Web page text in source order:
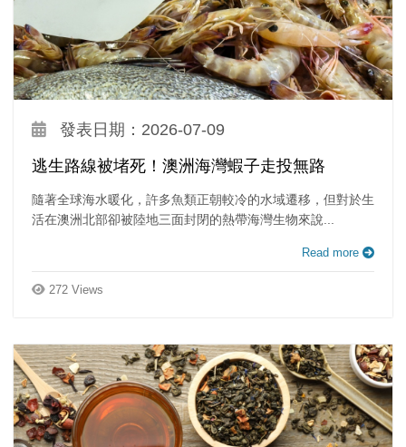
發表日期：2026-07-09
逃生路線被堵死！澳洲海灣蝦子走投無路
隨著全球海水暖化，許多魚類正朝較冷的水域遷移，但對於生
活在澳洲北部卻被陸地三面封閉的熱帶海灣生物來說...
Read more
272 Views